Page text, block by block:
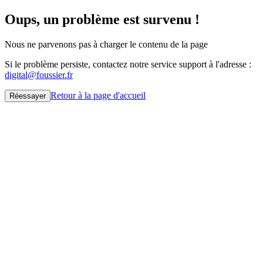
Oups, un problème est survenu !
Nous ne parvenons pas à charger le contenu de la page
Si le problème persiste, contactez notre service support à l'adresse :
digital@foussier.fr
Réessayer Retour à la page d'accueil